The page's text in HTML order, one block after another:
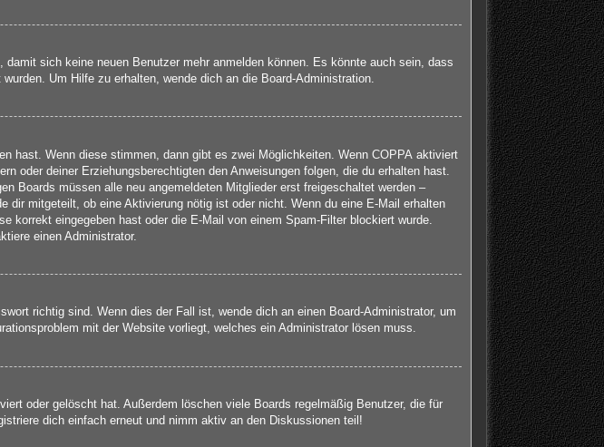
sich keine neuen Benutzer mehr anmelden können. Es könnte auch sein, dass
Um Hilfe zu erhalten, wende dich an die Board-Administration.
hast. Wenn diese stimmen, dann gibt es zwei Möglichkeiten. Wenn COPPA aktiviert
oder deiner Erziehungsberechtigten den Anweisungen folgen, die du erhalten hast.
Boards müssen alle neu angemeldeten Mitglieder erst freigeschaltet werden –
dir mitgeteilt, ob eine Aktivierung nötig ist oder nicht. Wenn du eine E-Mail erhalten
korrekt eingegeben hast oder die E-Mail von einem Spam-Filter blockiert wurde.
einen Administrator.
richtig sind. Wenn dies der Fall ist, wende dich an einen Board-Administrator, um
mit der Website vorliegt, welches ein Administrator lösen muss.
oder gelöscht hat. Außerdem löschen viele Boards regelmäßig Benutzer, die für
dich einfach erneut und nimm aktiv an den Diskussionen teil!